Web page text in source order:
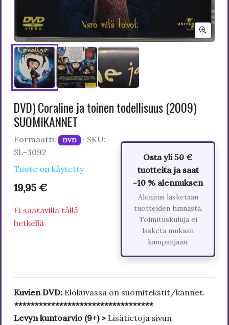
DVD) Coraline ja toinen todellisuus (2009)
SUOMIKANNET
Formaatti: DVD · SKU:
SL-3092
Tuote on käytetty
19,95 €
Ei saatavilla tällä
hetkellä
Osta yli 50 €
tuotteita ja saat
-10 % alennuksen
Alennus lasketaan
tuotteiden hinnasta.
Toimituskuluja ei
lasketa mukaan
kampanjaan.
Kuvien DVD: Elokuvassa on suomitekstit/kannet.
**********************************
Levyn kuntoarvio (9+) > Lisätietoja sivun